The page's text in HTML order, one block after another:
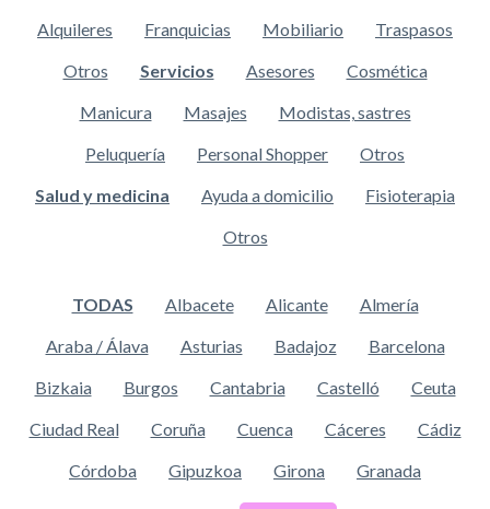
Alquileres
Franquicias Mobiliario
Traspasos
Otros
Servicios Asesores
Cosmética
Manicura
Masajes
Modistas, sastres
Peluquería
Personal Shopper
Otros
Salud y medicina
Ayuda a domicilio
Fisioterapia
Otros
TODAS Albacete Alicante
Almería
Araba / Álava
Asturias Badajoz
Barcelona
Bizkaia
Burgos Cantabria Castelló
Ceuta
Ciudad Real
Coruña Cuenca Cáceres
Cádiz
Córdoba
Gipuzkoa Girona Granada